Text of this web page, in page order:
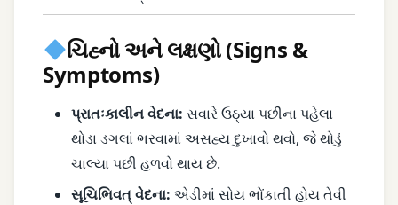
ચિહ્નો અને લક્ષણો (Signs &
Symptoms)
પ્રાતઃકાલીન વેદના: સવારે ઉઠ્યા પછીના પહેલા
થોડા ડગલાં ભરવામાં અસહ્ય દુખાવો થવો, જે થોડું
ચાલ્યા પછી હળવો થાય છે.
સૂચિભિવત્ વેદના: એડીમાં સોય ભોંકાતી હોય તેવી